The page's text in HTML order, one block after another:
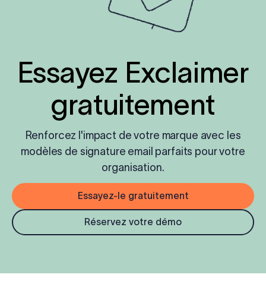
Essayez Exclaimer
gratuitement
Renforcez l'impact de votre marque avec les
modèles de signature email parfaits pour votre
organisation.
Essayez-le gratuitement
Réservez votre démo